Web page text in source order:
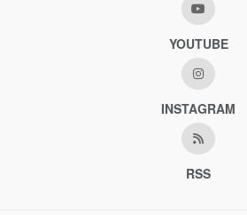
YOUTUBE
INSTAGRAM
RSS